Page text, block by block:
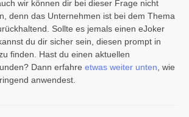
wir können dir bei dieser Frage nicht
denn das Unternehmen ist bei dem Thema
Sollte es jemals einen eJoker
du dir sicher sein, diesen prompt in
finden. Hast du einen aktuellen
Dann erfahre etwas weiter unten , wie
anwendest.